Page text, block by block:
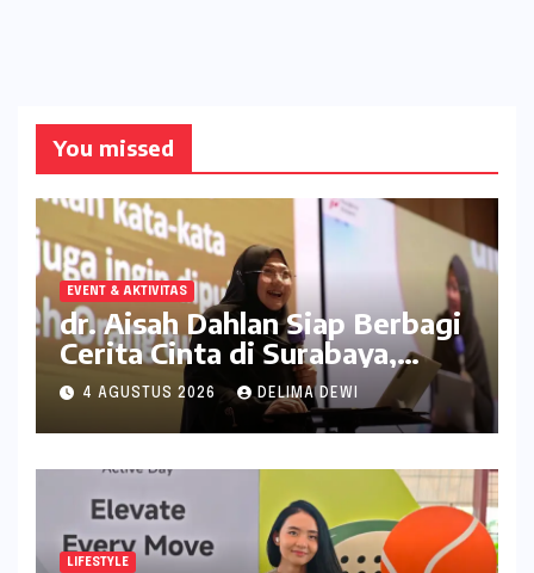
You missed
EVENT & AKTIVITAS
dr. Aisah Dahlan Siap Berbagi
Cerita Cinta di Surabaya,
Catat Tanggalnya
4 AGUSTUS 2026 DELIMA DEWI
LIFESTYLE